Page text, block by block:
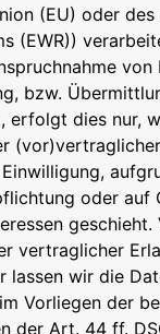
(EU) oder
(EWR))
bzw.
erfolgt dies nur,
oder auf
geschieht.
vertraglicher
lassen wir die
Vorliegen der
der Art. 44 ff.